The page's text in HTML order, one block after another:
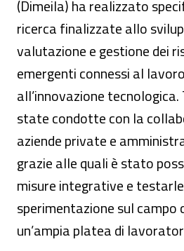
(Dimeila) ha realizzato
ricerca finalizzate allo
valutazione e gestione dei
emergenti connessi al
all’innovazione
state condotte con la
aziende private e
grazie alle quali è stato
misure integrative e
sperimentazione sul campo
un’ampia platea di